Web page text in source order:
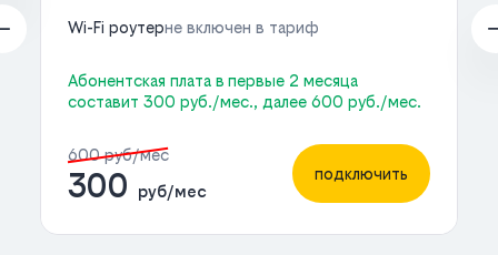
Wi-Fi роутерне включен в тариф
Абонентская плата в первые 2 месяца
составит 300 руб./мес., далее 600 руб./мес.
600 руб/мес
300 руб/мес
подключить